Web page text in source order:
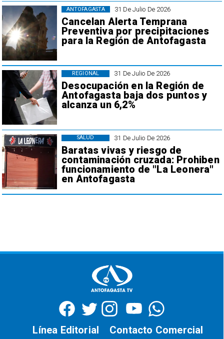
31 De Julio De 2026
Cancelan Alerta Temprana
Preventiva por precipitaciones
para la Región de Antofagasta
ANTOFAGASTA
31 De Julio De 2026
Desocupación en la Región de
Antofagasta baja dos puntos y
alcanza un 6,2%
REGIONAL
31 De Julio De 2026
Baratas vivas y riesgo de
contaminación cruzada: Prohiben
funcionamiento de "La Leonera"
en Antofagasta
SALUD
Contacto Comercial
Línea Editorial